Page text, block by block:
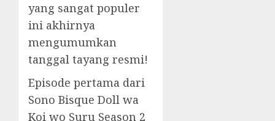
yang sangat populer
ini akhirnya
mengumumkan
tanggal tayang resmi!
Episode pertama dari
Sono Bisque Doll wa
Koi wo Suru Season 2